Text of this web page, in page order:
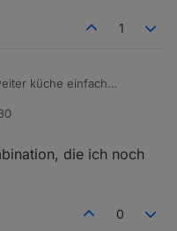
1
küche einfach
die ich noch
0